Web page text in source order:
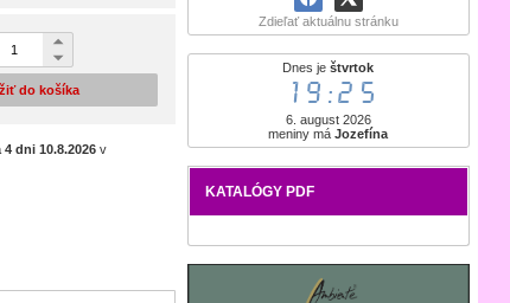
Zdieľať aktuálnu stránku
Dnes ještvrtok
19:25
6. august 2026
meniny máJozefína
KATALÓGY PDF
do košíka
4 dni 10.8.2026v